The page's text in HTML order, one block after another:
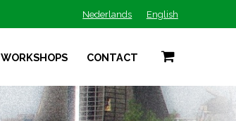
Nederlands English
WORKSHOPS CONTACT